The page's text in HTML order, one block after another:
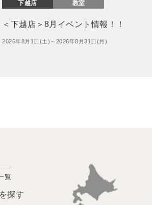
下越店 教室
＜下越店＞8月イベント情報！！
2026年8月1日(土)～2026年8月31日(月)
覧
探す